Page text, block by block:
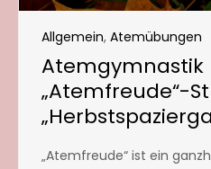
Allgemein, Atemübungen
Atemgymnastik
„Atemfreude“-
„Atemfreude“ ist ein